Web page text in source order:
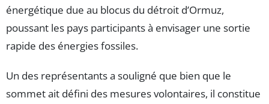
énergétique due au blocus du détroit d’Ormuz,
poussant les pays participants à envisager une sortie
rapide des énergies fossiles.
Un des représentants a souligné que bien que le
sommet ait défini des mesures volontaires, il constitue